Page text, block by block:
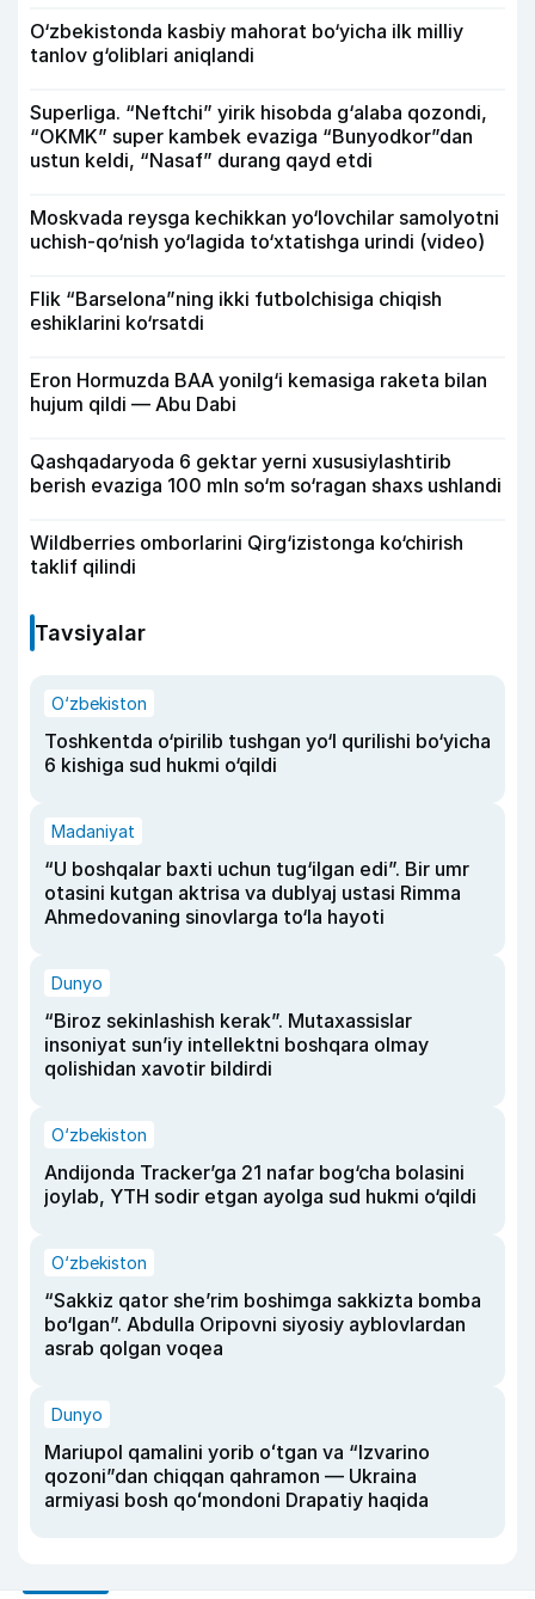
O‘zbekistonda kasbiy mahorat bo‘yicha ilk milliy
tanlov g‘oliblari aniqlandi
Superliga. “Neftchi” yirik hisobda g‘alaba qozondi,
“OKMK” super kambek evaziga “Bunyodkor”dan
ustun keldi, “Nasaf” durang qayd etdi
Moskvada reysga kechikkan yo‘lovchilar samolyotni
uchish-qo‘nish yo‘lagida to‘xtatishga urindi (video)
Flik “Barselona”ning ikki futbolchisiga chiqish
eshiklarini ko‘rsatdi
Eron Hormuzda BAA yonilg‘i kemasiga raketa bilan
hujum qildi — Abu Dabi
Qashqadaryoda 6 gektar yerni xususiylashtirib
berish evaziga 100 mln so‘m so‘ragan shaxs ushlandi
Wildberries omborlarini Qirg‘izistonga ko‘chirish
taklif qilindi
Tavsiyalar
O‘zbekiston
Toshkentda o‘pirilib tushgan yo‘l qurilishi bo‘yicha
6 kishiga sud hukmi o‘qildi
Madaniyat
“U boshqalar baxti uchun tug‘ilgan edi”. Bir umr
otasini kutgan aktrisa va dublyaj ustasi Rimma
Ahmedovaning sinovlarga to‘la hayoti
Dunyo
“Biroz sekinlashish kerak”. Mutaxassislar
insoniyat sun’iy intellektni boshqara olmay
qolishidan xavotir bildirdi
O‘zbekiston
Andijonda Tracker’ga 21 nafar bog‘cha bolasini
joylab, YTH sodir etgan ayolga sud hukmi o‘qildi
O‘zbekiston
“Sakkiz qator she’rim boshimga sakkizta bomba
bo‘lgan”. Abdulla Oripovni siyosiy ayblovlardan
asrab qolgan voqea
Dunyo
Mariupol qamalini yorib oʻtgan va “Izvarino
qozoni”dan chiqqan qahramon — Ukraina
armiyasi bosh qoʻmondoni Drapatiy haqida